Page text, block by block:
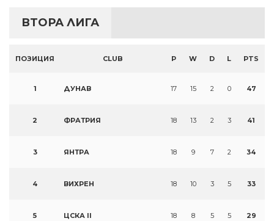
ВТОРА ЛИГА
ПОЗИЦИЯ CLUB P W D L PTS
1 ДУНАВ 17 15 2 0 47
2 ФРАТРИЯ 18 13 2 3 41
3 ЯНТРА 18 9 7 2 34
4 ВИХРЕН 18 10 3 5 33
5 ЦСКА II 18 8 5 5 29